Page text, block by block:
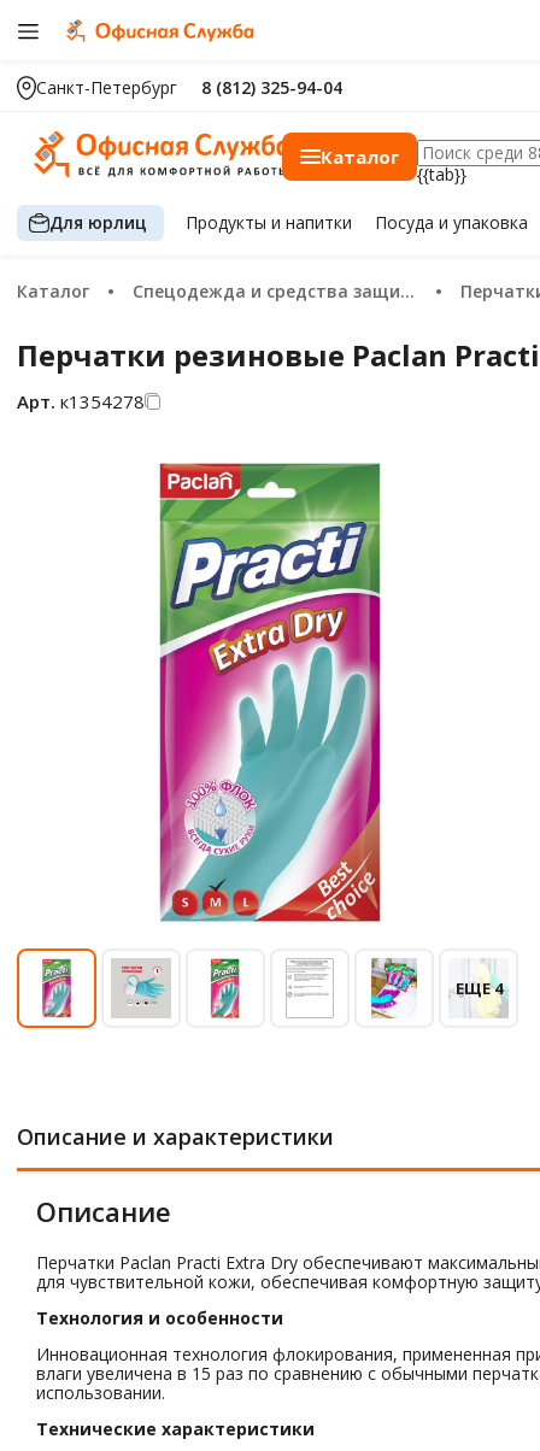
Санкт-Петербург 8 (812) 325-94-04
Каталог
{{tab}}
Для юрлиц Продуктыи напитки Посуда и упаковка
Каталог Спецодежда и средства защиты
Перчатки резиновые Paclan
Арт. к1354278
ЕЩЕ 4
Описание и характеристики
Описание
Перчатки Paclan Practi Extra Dry обеспечивают
для чувствительной кожи, обеспечивая комфортную
Технология и особенности
Инновационная технология флокирования, примененная
влаги увеличена в 15 раз по сравнению с обычными
использовании.
Технические характеристики